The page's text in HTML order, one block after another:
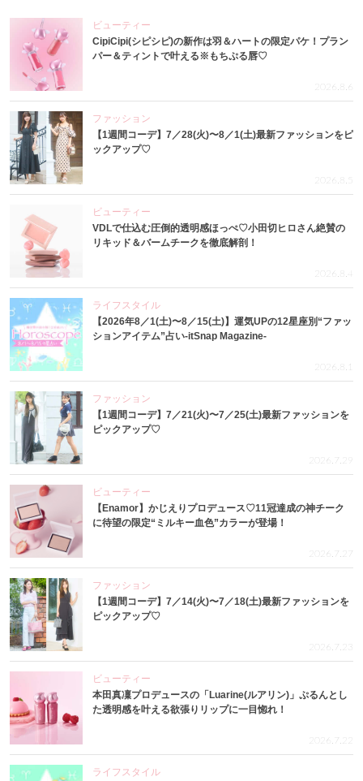
ビューティー
CipiCipi(シピシピ)の新作は羽＆ハートの限定パケ！プラン
パー＆ティントで叶える※もちぷる唇♡
2026.8.6
ファッション
【1週間コーデ】7／28(火)〜8／1(土)最新ファッションをピ
ックアップ♡
2026.8.5
ビューティー
VDLで仕込む圧倒的透明感ほっぺ♡小田切ヒロさん絶賛の
リキッド＆バームチークを徹底解剖！
2026.8.4
ライフスタイル
【2026年8／1(土)〜8／15(土)】運気UPの12星座別“ファッ
ションアイテム”占い-itSnap Magazine-
2026.8.1
ファッション
【1週間コーデ】7／21(火)〜7／25(土)最新ファッションを
ピックアップ♡
2026.7.29
ビューティー
【Enamor】かじえりプロデュース♡11冠達成の神チーク
に待望の限定“ミルキー血色”カラーが登場！
2026.7.27
ファッション
【1週間コーデ】7／14(火)〜7／18(土)最新ファッションを
ピックアップ♡
2026.7.23
ビューティー
本田真凜プロデュースの「Luarine(ルアリン)」ぷるんとし
た透明感を叶える欲張りリップに一目惚れ！
2026.7.22
ライフスタイル